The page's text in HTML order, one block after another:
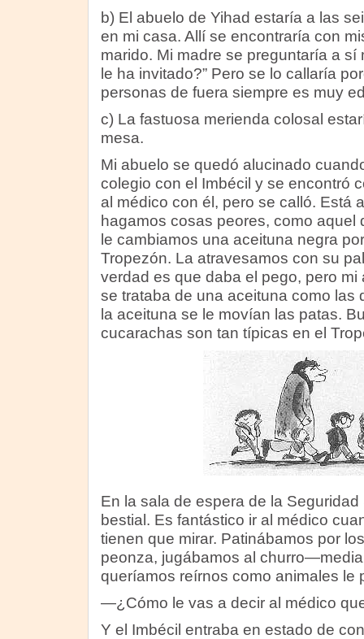
b) El abuelo de Yihad estaría a las
en mi casa. Allí se encontraría con
marido. Mi madre se preguntaría a sí
le ha invitado?” Pero se lo callaría
personas de fuera siempre es muy
c) La fastuosa merienda colosal
mesa.
Mi abuelo se quedó alucinado
colegio con el Imbécil y se encontró
al médico con él, pero se calló. Está
hagamos cosas peores, como aquel
le cambiamos una aceituna negra
Tropezón. La atravesamos con su
verdad es que daba el pego, pero
se trataba de una aceituna como las
la aceituna se le movían las patas.
cucarachas son tan típicas en el
En la sala de espera de la
bestial. Es fantástico ir al médico
tienen que mirar. Patinábamos por
peonza, jugábamos al
queríamos reírnos como animales le
—¿Cómo le vas a decir al médico
Y el Imbécil entraba en estado de